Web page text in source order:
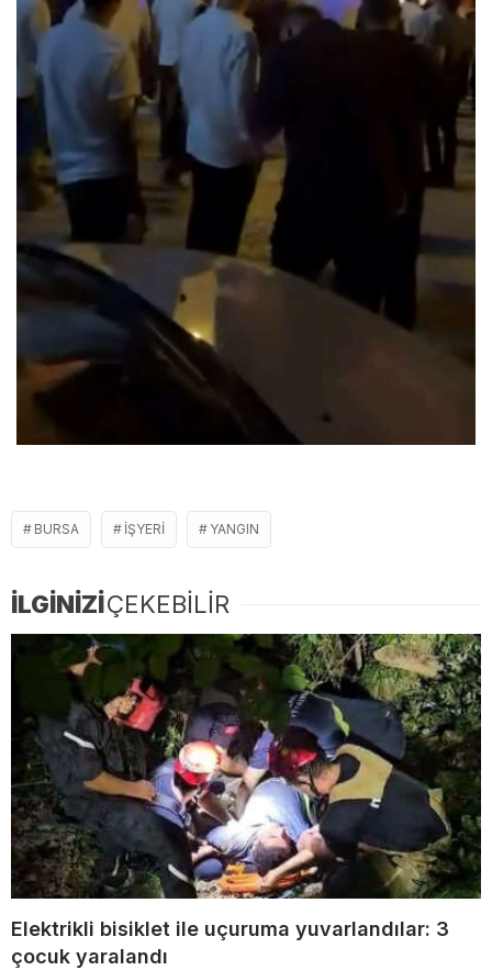
BURSA IŞYERI YANGIN
İLGİNİZİÇEKEBİLİR
Elektrikli bisiklet ile uçuruma yuvarlandılar: 3
çocuk yaralandı